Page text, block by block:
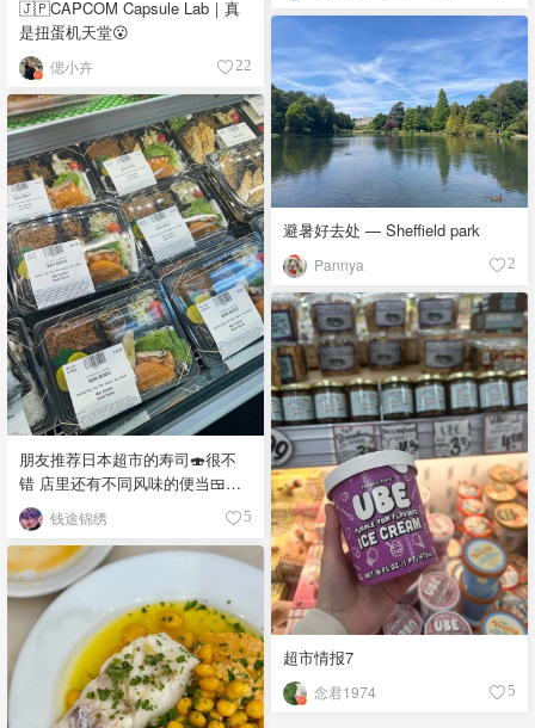
🇯🇵CAPCOM Capsule Lab｜真
是扭蛋机天堂😮
偲小卉 22
避暑好去处 — Sheffield park
Pannya 2
朋友推荐日本超市的寿司🍣很不
错 店里还有不同风味的便当🍱，
饭团🍙 品种真多，价格又实惠，
都看馋了
钱途锦绣 5
超市情报7
念君1974 5